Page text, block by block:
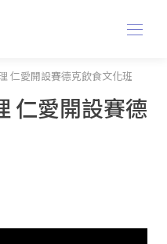
仁愛開設賽德克飲食文化班
仁愛開設賽德